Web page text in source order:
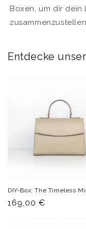
Boxen, um dir dein
Entdecke
DIY-Box: The Timeless
Normaler
169,00 €